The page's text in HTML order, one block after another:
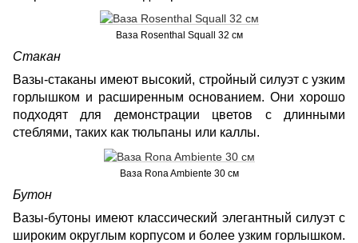
Ваза Rosenthal Squall 32 см
Стакан
Вазы-стаканы имеют высокий, стройный силуэт с узким
горлышком и расширенным основанием. Они хорошо
подходят для демонстрации цветов с длинными
стеблями, таких как тюльпаны или каллы.
Ваза Rona Ambiente 30 см
Бутон
Вазы-бутоны имеют классический элегантный силуэт с
широким округлым корпусом и более узким горлышком.